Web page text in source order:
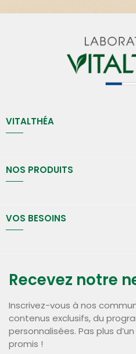
VITALTHÉA
NOS PRODUITS
VOS BESOINS
Recevez notre
Inscrivez-vous à nos
contenus exclusifs, du
personnalisées. Pas plus
promis !